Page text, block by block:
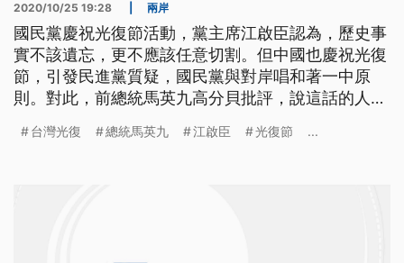
2020/10/25 19:28 兩岸
國民黨慶祝光復節活動，黨主席江啟臣認為，歷史事
實不該遺忘，更不應該任意切割。但中國也慶祝光復
節，引發民進黨質疑，國民黨與對岸唱和著一中原
則。對此，前總統馬英九高分貝批評，說這話的人不
吳伯雄、朱立倫、吳敦義等人同台，以台語歌揭開台
台灣光復 總統馬英九 江啟臣 光復節 ...